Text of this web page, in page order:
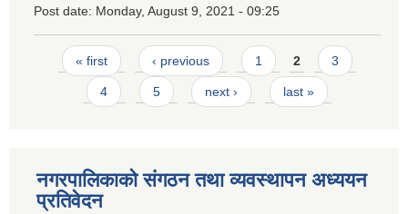
Post date: Monday, August 9, 2021 - 09:25
Pages
« first ‹ previous 1 2 3
4 5 next › last »
नगरपालिकाको संगठन तथा व्यवस्थापन अध्ययन
प्रतिवेदन